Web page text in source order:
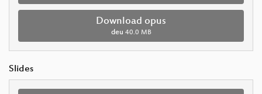
Download opus
deu 40.0 MB
Slides